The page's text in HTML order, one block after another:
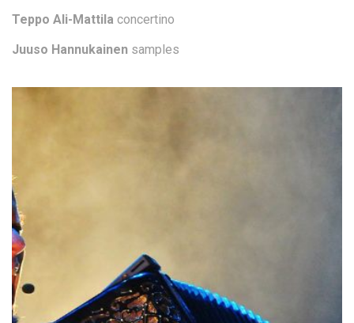
Teppo Ali-Mattila concertino
Juuso Hannukainen samples